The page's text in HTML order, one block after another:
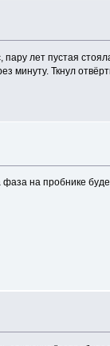
лет пустая
минуту. Ткнул
на пробнике